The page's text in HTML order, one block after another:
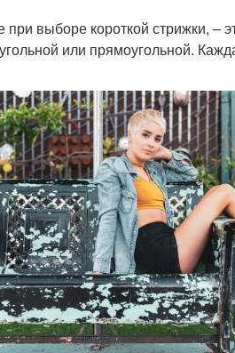
при выборе короткой стрижки,
или прямоугольной.